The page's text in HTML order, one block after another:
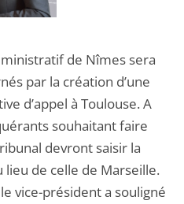
de Nîmes sera
par la création d’une
d’appel à Toulouse. A
souhaitant faire
devront saisir la
lieu de celle de Marseille.
vice-président a souligné